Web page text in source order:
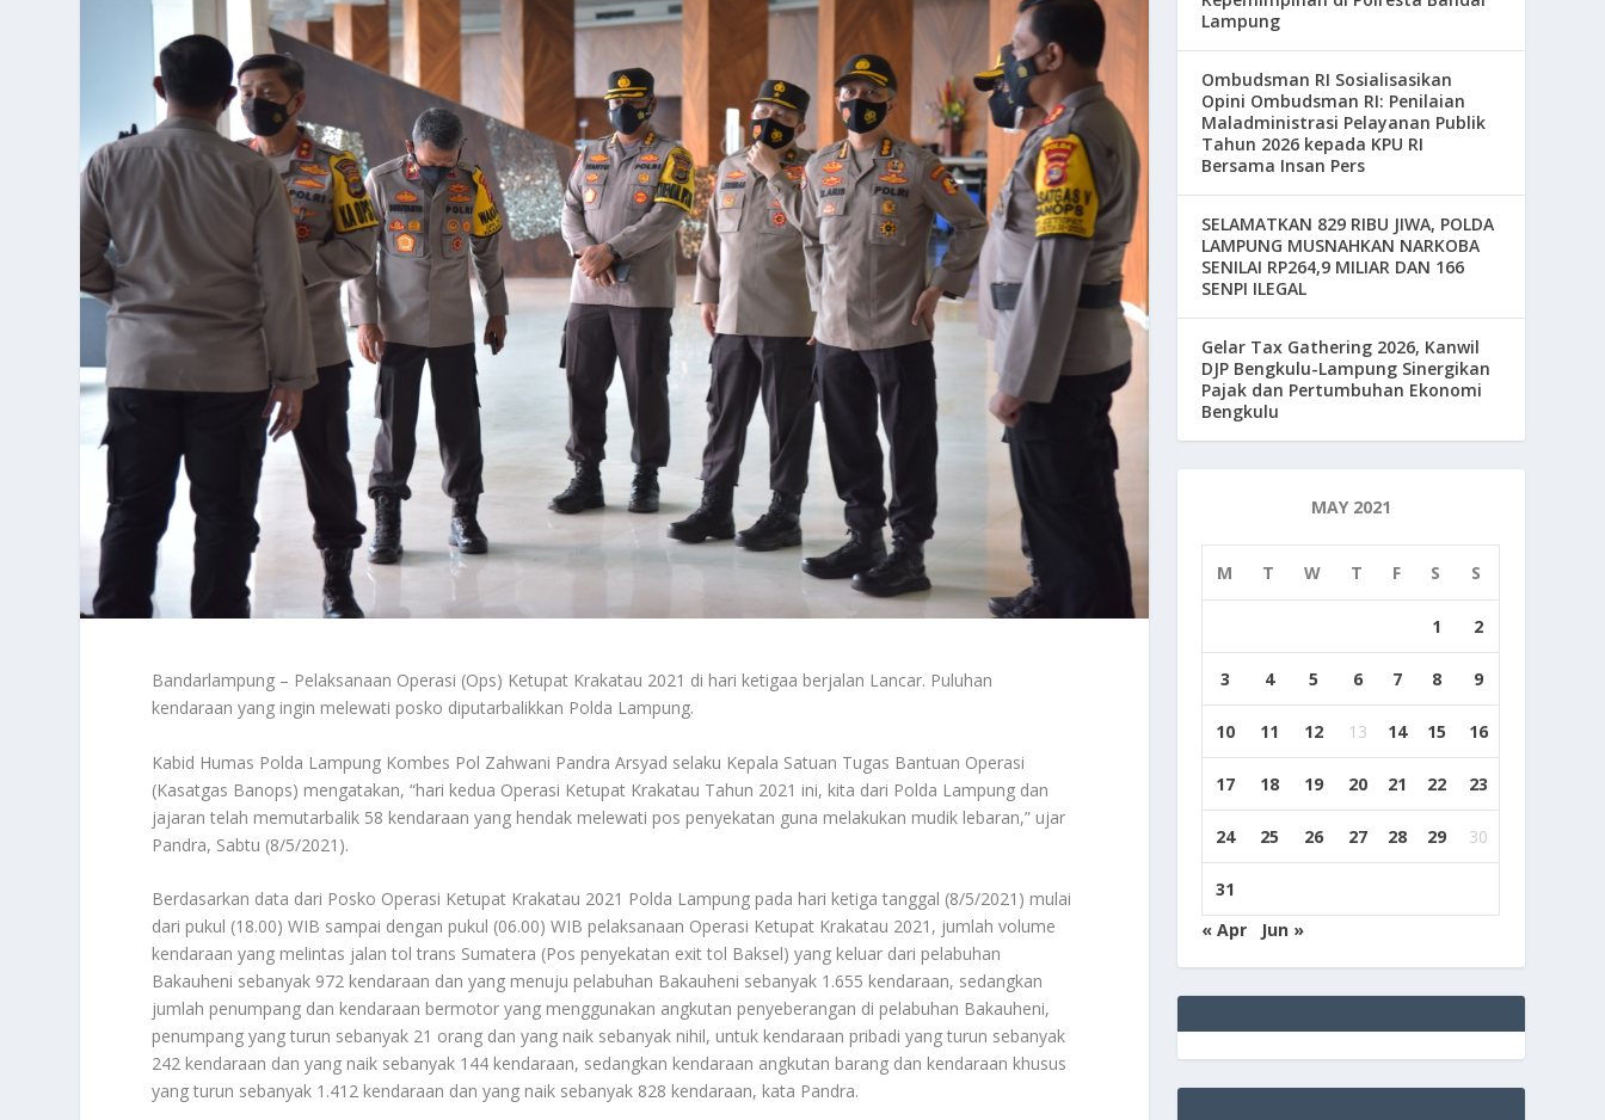
Bandarlampung – Pelaksanaan Operasi (Ops) Ketupat Krakatau 2021 di hari ketigaa berjalan Lancar. Puluhan
kendaraan yang ingin melewati posko diputarbalikkan Polda Lampung.
Kabid Humas Polda Lampung Kombes Pol Zahwani Pandra Arsyad selaku Kepala Satuan Tugas Bantuan Operasi
(Kasatgas Banops) mengatakan, “hari kedua Operasi Ketupat Krakatau Tahun 2021 ini, kita dari Polda Lampung dan
jajaran telah memutarbalik 58 kendaraan yang hendak melewati pos penyekatan guna melakukan mudik lebaran,” ujar
Pandra, Sabtu (8/5/2021).
Berdasarkan data dari Posko Operasi Ketupat Krakatau 2021 Polda Lampung pada hari ketiga tanggal (8/5/2021) mulai
dari pukul (18.00) WIB sampai dengan pukul (06.00) WIB pelaksanaan Operasi Ketupat Krakatau 2021, jumlah volume
kendaraan yang melintas jalan tol trans Sumatera (Pos penyekatan exit tol Baksel) yang keluar dari pelabuhan
Bakauheni sebanyak 972 kendaraan dan yang menuju pelabuhan Bakauheni sebanyak 1.655 kendaraan, sedangkan
jumlah penumpang dan kendaraan bermotor yang menggunakan angkutan penyeberangan di pelabuhan Bakauheni,
penumpang yang turun sebanyak 21 orang dan yang naik sebanyak nihil, untuk kendaraan pribadi yang turun sebanyak
242 kendaraan dan yang naik sebanyak 144 kendaraan, sedangkan kendaraan angkutan barang dan kendaraan khusus
yang turun sebanyak 1.412 kendaraan dan yang naik sebanyak 828 kendaraan, kata Pandra.
Lampung
Ombudsman RI Sosialisasikan
Opini Ombudsman RI: Penilaian
Maladministrasi Pelayanan Publik
Tahun 2026 kepada KPU RI
Bersama Insan Pers
SELAMATKAN 829 RIBU JIWA, POLDA
LAMPUNG MUSNAHKAN NARKOBA
SENILAI RP264,9 MILIAR DAN 166
SENPI ILEGAL
Gelar Tax Gathering 2026, Kanwil
DJP Bengkulu-Lampung Sinergikan
Pajak dan Pertumbuhan Ekonomi
Bengkulu
MAY 2021
M T W T F S S
1 2
3 4 5 6 7 8 9
10 11 12 13 14 15 16
17 18 19 20 21 22 23
24 25 26 27 28 29 30
31
« Apr
Jun »